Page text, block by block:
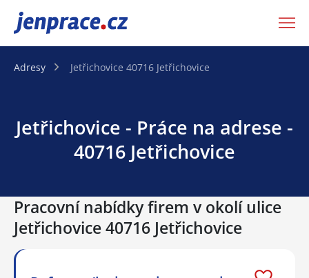
JenPráce.cz
Adresy Jetřichovice 40716 Jetřichovice
Jetřichovice - Práce na adrese -
40716 Jetřichovice
Pracovní nabídky firem v okolí ulice
Jetřichovice 40716 Jetřichovice